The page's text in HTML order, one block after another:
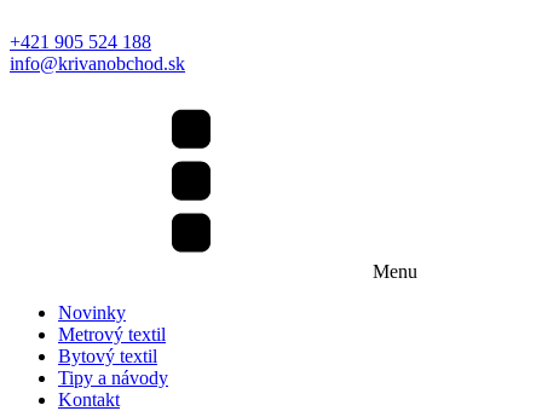
+421 905 524 188
info@krivanobchod.sk
Menu
Novinky
Metrový textil
Bytový textil
Tipy a návody
Kontakt